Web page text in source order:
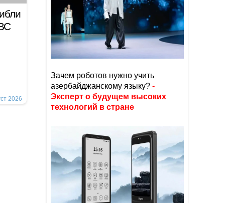
2026
Зачем роботов нужно учить
азербайджанскому языку? -
Эксперт о будущем высоких
технологий в стране